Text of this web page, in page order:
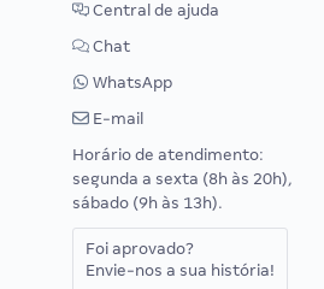
Central de ajuda
Chat
WhatsApp
E-mail
Horário de atendimento:
segunda a sexta (8h às 20h),
sábado (9h às 13h).
Foi aprovado?
Envie-nos a sua história!